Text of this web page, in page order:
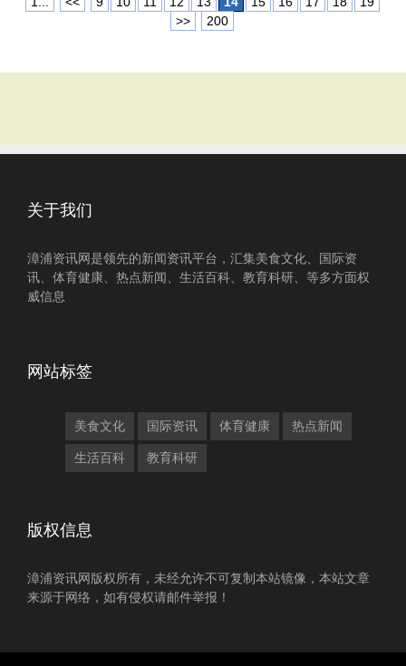
>>
200
关于我们
漳浦资讯网是领先的新闻资讯平台，汇集美食文化、国际资
讯、体育健康、热点新闻、生活百科、教育科研、等多方面权
威信息
网站标签
美食文化 国际资讯 体育健康 热点新闻
生活百科 教育科研
版权信息
漳浦资讯网版权所有，未经允许不可复制本站镜像，本站文章
来源于网络，如有侵权请邮件举报！